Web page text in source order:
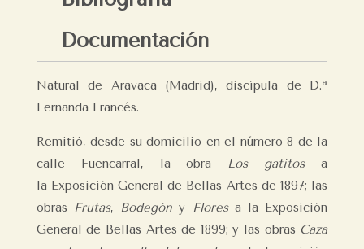
Documentación
Natural de Aravaca (Madrid), discípula de D.ª
Fernanda Francés.
Remitió, desde su domicilio en el número 8 de la
calle Fuencarral, la obra Los gatitosa
la Exposición General de Bellas Artes de 1897; las
obras
Frutas, Bodegón y Floresa la Exposición
General de Bellas Artes de 1899; y las obras Caza